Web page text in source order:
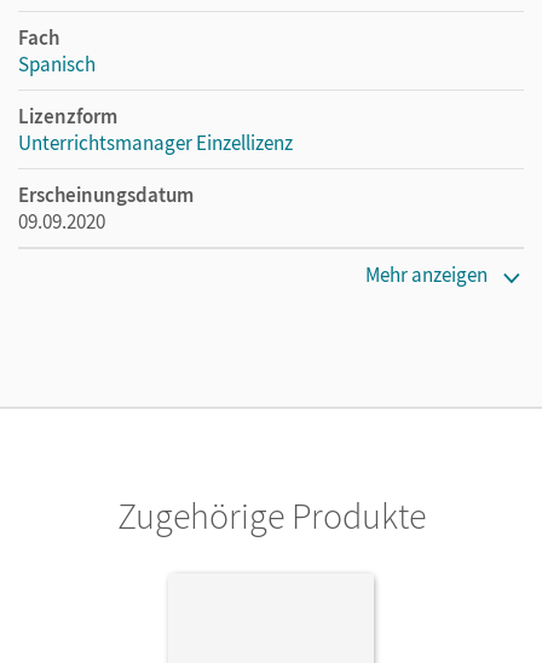
Fach
Spanisch
Lizenzform
Unterrichtsmanager Einzellizenz
Erscheinungsdatum
09.09.2020
Cornelsen Verlag
Mehr anzeigen
Zugehörige Produkte